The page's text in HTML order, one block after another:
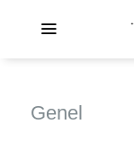
Genel